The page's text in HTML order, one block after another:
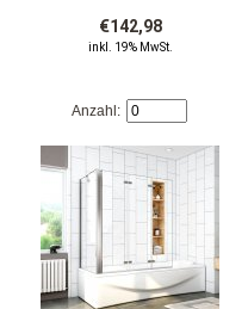
€142,98
inkl. 19% MwSt.
Anzahl: